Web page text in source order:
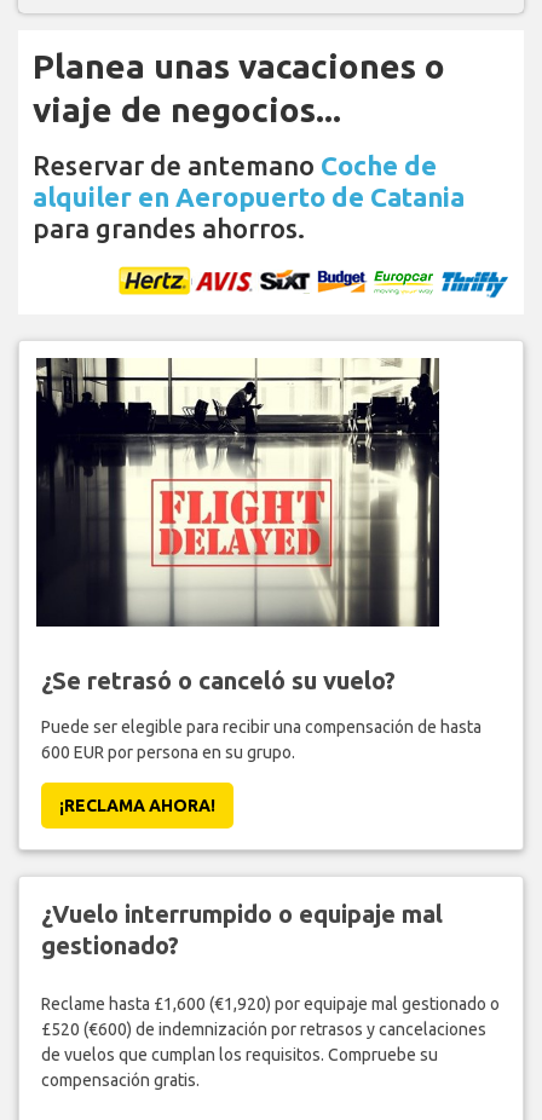
Planea unas vacaciones o
viaje de negocios...
Reservar de antemano Coche de
alquiler en Aeropuerto de Catania
para grandes ahorros.
¿Se retrasó o canceló su vuelo?
Puede ser elegible para recibir una compensación de hasta
600 EUR por persona en su grupo.
¡RECLAMA AHORA!
¿Vuelo interrumpido o equipaje mal
gestionado?
Reclame hasta £1,600 (€1,920) por equipaje mal gestionado o
£520 (€600) de indemnización por retrasos y cancelaciones
de vuelos que cumplan los requisitos. Compruebe su
compensación gratis.